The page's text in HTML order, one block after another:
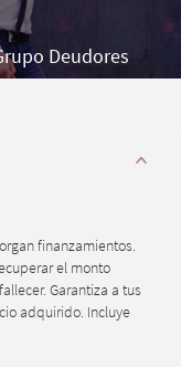
Deudores
finanzamientos.
el monto
Garantiza a tus
adquirido. Incluye